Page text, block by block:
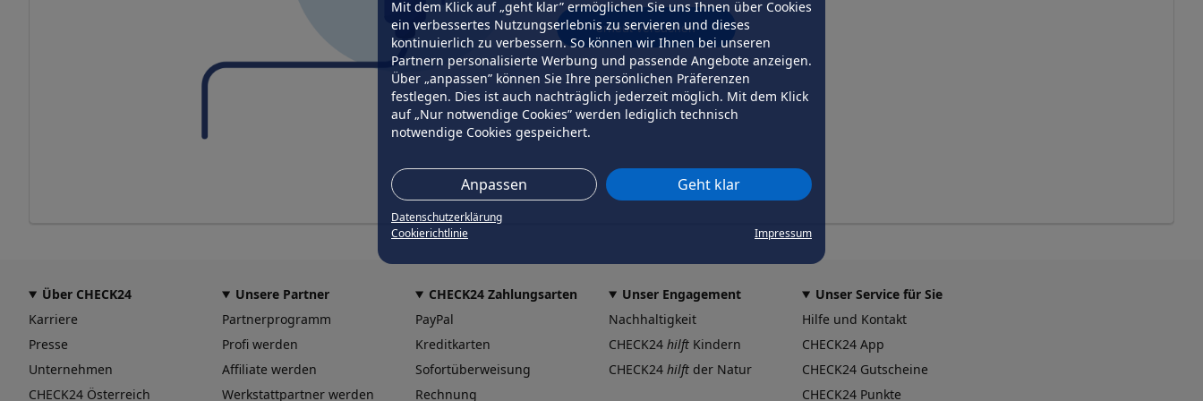
Mit dem Klick auf „geht klar” ermöglichen Sie uns Ihnen über Cookies
ein verbessertes Nutzungserlebnis zu servieren und dieses
kontinuierlich zu verbessern. So können wir Ihnen bei unseren
Partnern personalisierte Werbung und passende Angebote anzeigen.
Über „anpassen” können Sie Ihre persönlichen Präferenzen
festlegen. Dies ist auch nachträglich jederzeit möglich. Mit dem Klick
auf „Nur notwendige Cookies” werden lediglich technisch
notwendige Cookies gespeichert.
Anpassen Geht klar
Datenschutzerklärung
Cookierichtlinie
Impressum
erneut versuchen
Über CHECK24
Karriere
Presse
Unternehmen
CHECK24 Österreich
Unsere Partner
Partnerprogramm
Profi werden
Affiliate werden
Werkstattpartner werden
CHECK24 Zahlungsarten
PayPal
Kreditkarten
Sofortüberweisung
Rechnung
Unser Engagement
Nachhaltigkeit
CHECK24 hilft Kindern
CHECK24 hilft der Natur
Unser Service für Sie
Hilfe und Kontakt
CHECK24 App
CHECK24 Gutscheine
CHECK24 Punkte